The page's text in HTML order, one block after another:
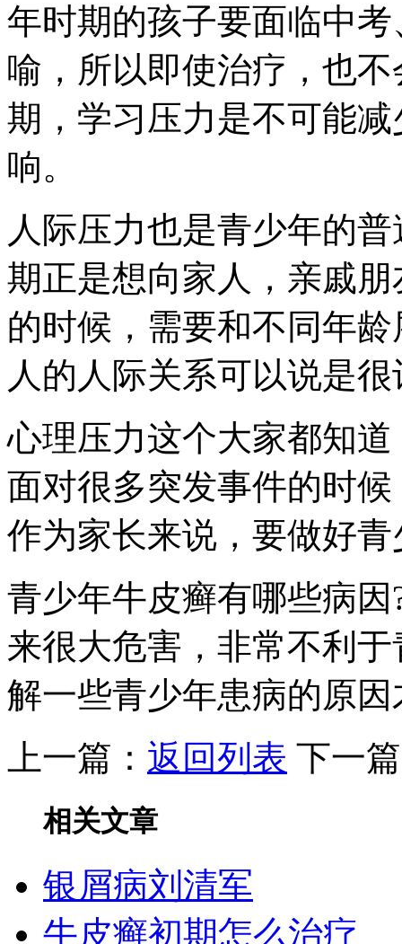
年时期的孩子要面临中
喻，所以即使治疗，也
期，学习压力是不可能
响。
人际压力也是青少年的
期正是想向家人，亲戚
的时候，需要和不同年
人的人际关系可以说是
心理压力这个大家都知
面对很多突发事件的时
作为家长来说，要做好
青少年牛皮癣有哪些病
来很大危害，非常不利
解一些青少年患病的原
上一篇： 返回列表 下一
相关文章
银屑病刘清军
牛皮癣初期怎么治疗